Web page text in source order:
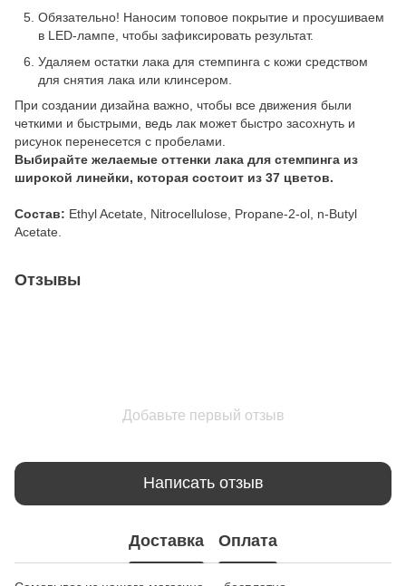
Обязательно! Наносим топовое покрытие и просушиваем
в LED-лампе, чтобы зафиксировать результат.
Удаляем остатки лака для стемпинга с кожи средством
для снятия лака или клинсером.
При создании дизайна важно, чтобы все движения были
четкими и быстрыми, ведь лак может быстро засохнуть и
рисунок перенесется с пробелами.
Выбирайте желаемые оттенки лака для стемпинга из
широкой линейки, которая состоит из 37 цветов.
Состав: Ethyl Acetate, Nitrocellulose, Propane-2-ol, n-Butyl
Acetate.
Отзывы
Добавьте первый отзыв
Написать отзыв
Доставка Оплата